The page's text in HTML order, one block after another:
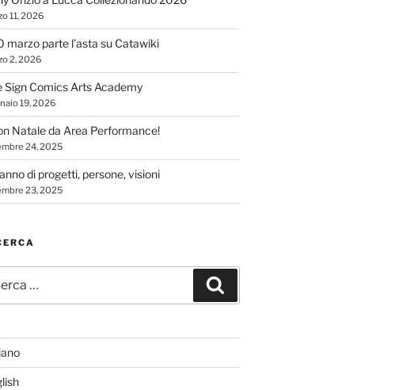
11, 2026
marzo parte l’asta su Catawiki
2, 2026
Sign Comics Arts Academy
19, 2026
Natale da Area Performance!
24, 2025
di progetti, persone, visioni
23, 2025